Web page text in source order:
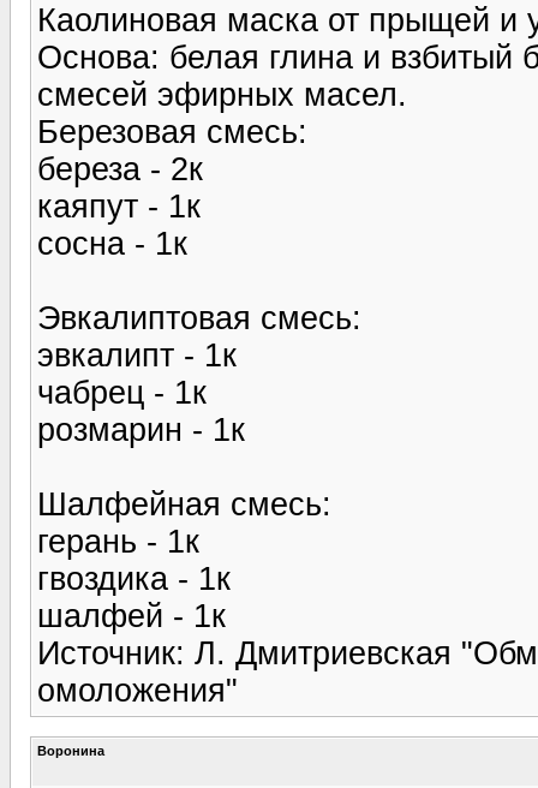
Каолиновая маска от прыщей и
Основа: белая глина и взбитый
смесей эфирных масел.
Березовая смесь:
береза - 2к
каяпут - 1к
сосна - 1к
Эвкалиптовая смесь:
эвкалипт - 1к
чабрец - 1к
розмарин - 1к
Шалфейная смесь:
герань - 1к
гвоздика - 1к
шалфей - 1к
Источник: Л. Дмитриевская
омоложения"
Воронина